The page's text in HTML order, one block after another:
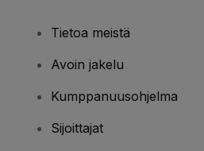
Tietoa meistä
Avoin jakelu
Kumppanuusohjelma
Sijoittajat